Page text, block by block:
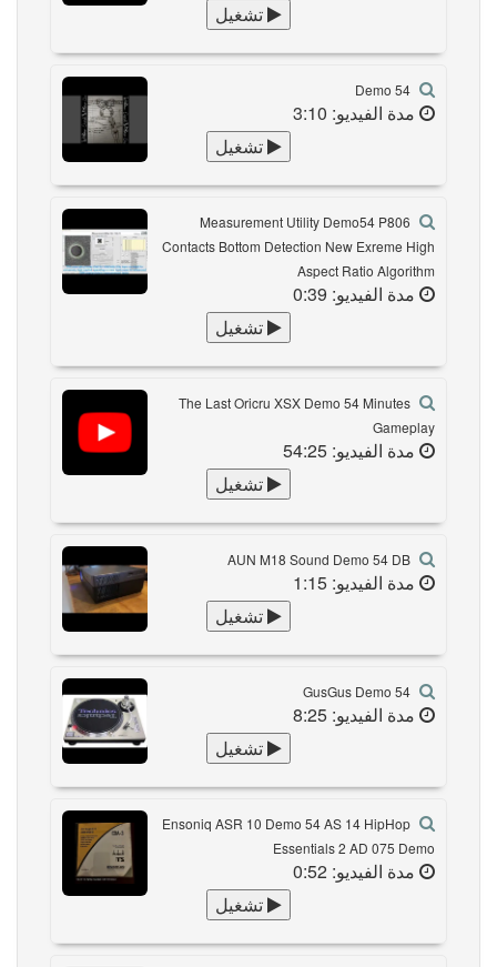
تشغيل
Demo 54
مدة الفيديو: 3:10
تشغيل
Measurement Utility Demo54 P806
Contacts Bottom Detection New Exreme High
Aspect Ratio Algorithm
مدة الفيديو: 0:39
تشغيل
The Last Oricru XSX Demo 54 Minutes
Gameplay
مدة الفيديو: 54:25
تشغيل
AUN M18 Sound Demo 54 DB
مدة الفيديو: 1:15
تشغيل
GusGus Demo 54
مدة الفيديو: 8:25
تشغيل
Ensoniq ASR 10 Demo 54 AS 14 HipHop
Essentials 2 AD 075 Demo
مدة الفيديو: 0:52
تشغيل